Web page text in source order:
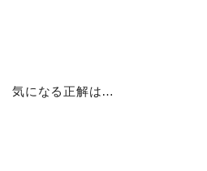
気になる正解は…